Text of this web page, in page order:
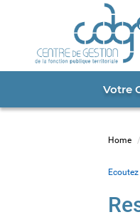
CDG
Votre
Home
Ecoutez
Cookies management panel